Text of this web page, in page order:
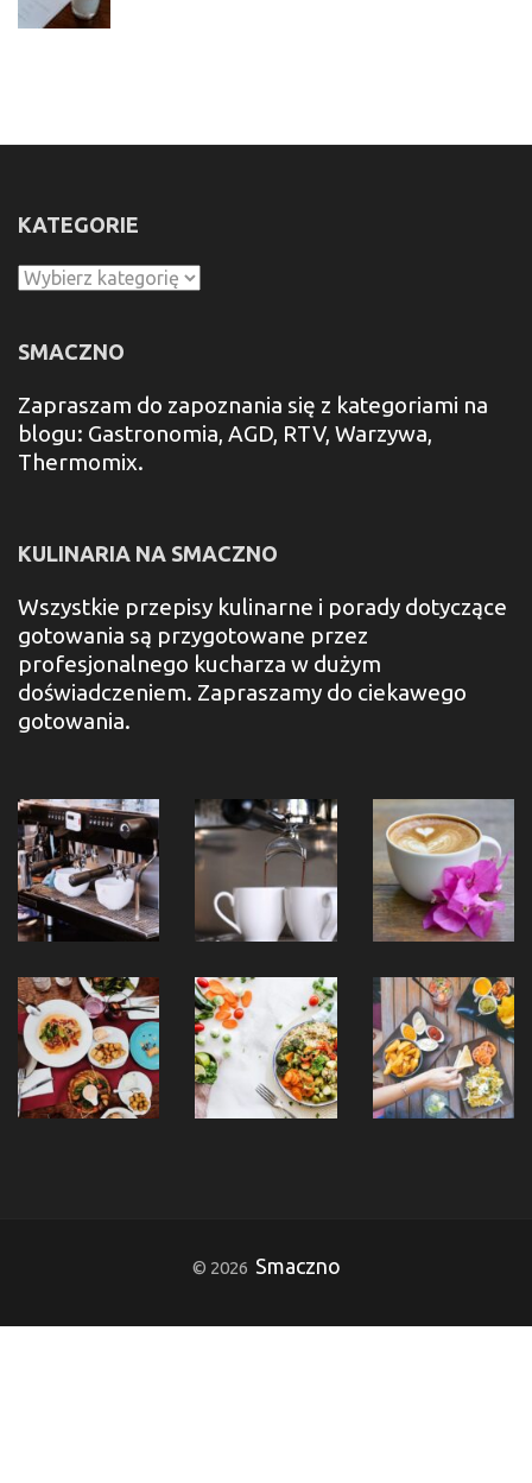
KATEGORIE
Kategorie
SMACZNO
Zapraszam do zapoznania się z kategoriami na
blogu: Gastronomia, AGD, RTV, Warzywa,
Thermomix.
KULINARIA NA SMACZNO
Wszystkie przepisy kulinarne i porady dotyczące
gotowania są przygotowane przez
profesjonalnego kucharza w dużym
doświadczeniem. Zapraszamy do ciekawego
gotowania.
© 2026 Smaczno